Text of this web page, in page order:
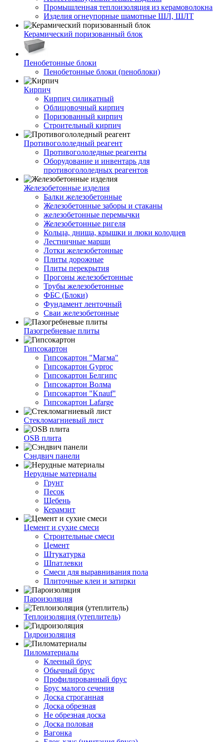
Промышленная теплоизоляция из керамоволокна
Изделия огнеупорные шамотные ШЛ, ШЛТ
Керамический поризованный блок
Пенобетонные блоки
Пенобетонные блоки (пеноблоки)
Кирпич
Кирпич силикатный
Облицовочный кирпич
Поризованный кирпич
Строительный кирпич
Противогололедный реагент
Противогололедные реагенты
Оборудование и инвентарь для
противогололедных реагентов
Железобетонные изделия
Балки железобетонные
Железобетонные заборы и стаканы
железобетонные перемычки
Железобетонные ригеля
Кольца, днища, крышки и люки колодцев
Лестничные марши
Лотки железобетонные
Плиты дорожные
Плиты перекрытия
Прогоны железобетонные
Трубы железобетонные
ФБС (Блоки)
Фундамент ленточный
Сваи железобетонные
Пазогребневые плиты
Гипсокартон
Гипсокартон "Магма"
Гипсокартон Gyproc
Гипсокартон Белгипс
Гипсокартон Волма
Гипсокартон "Knauf"
Гипсокартон Lafarge
Стекломагниевый лист
OSB плита
Сэндвич панели
Нерудные материалы
Грунт
Песок
Щебень
Керамзит
Цемент и сухие смеси
Строительные смеси
Цемент
Штукатурка
Шпатлевки
Смеси для выравнивания пола
Плиточные клеи и затирки
Пароизоляция
Теплоизоляция (утеплитель)
Гидроизоляция
Пиломатериалы
Клееный брус
Обычный брус
Профилированный брус
Брус малого сечения
Доска строганная
Доска обрезная
Не обрезная доска
Доска половая
Вагонка